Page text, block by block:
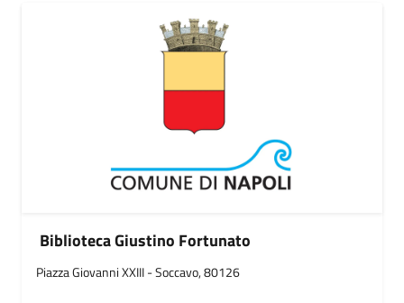
Biblioteca Giustino Fortunato
Piazza Giovanni XXIII - Soccavo, 80126